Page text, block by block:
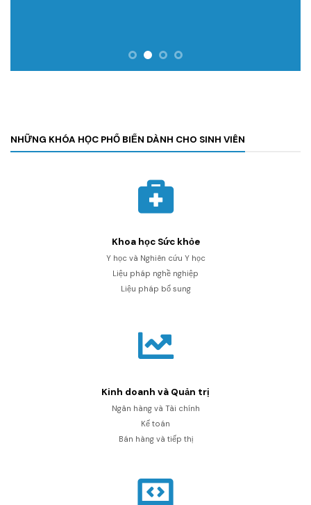
NHỮNG KHÓA HỌC PHỔ BIẾN DÀNH CHO SINH VIÊN
Khoa học Sức khỏe
Y học và Nghiên cứu Y học
Liệu pháp nghề nghiệp
Liệu pháp bổ sung
Kinh doanh và Quản trị
Ngân hàng và Tài chính
Kế toán
Bán hàng và tiếp thị